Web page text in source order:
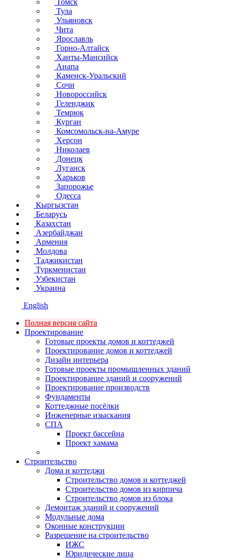
Томск
Тула
Ульяновск
Чита
Ярославль
Горно-Алтайск
Ханты-Мансийск
Анапа
Каменск-Уральский
Сочи
Новороссийск
Геленджик
Темрюк
Курган
Комсомольск-на-Амуре
Херсон
Николаев
Донецк
Луганск
Харьков
Запорожье
Одесса
Кыргызстан
Беларусь
Казахстан
Азербайджан
Армения
Молдова
Таджикистан
Туркменистан
Узбекистан
Украина
English
Полная версия сайта
Проектирование
Готовые проекты домов и коттеджей
Проектирование домов и коттеджей
Дизайн интерьера
Готовые проекты промышленных зданий
Проектирование зданий и сооружений
Проектирование производств
Фундаменты
Коттеджные посёлки
Инженерные изыскания
СПА
Проект бассейна
Проект хамама
Строительство
Дома и коттеджи
Строительство домов и коттеджей
Строительство домов из кирпича
Строительство домов из блока
Демонтаж зданий и сооружений
Модульные дома
Оконные конструкции
Разрешение на строительство
ИЖС
Юридические лица